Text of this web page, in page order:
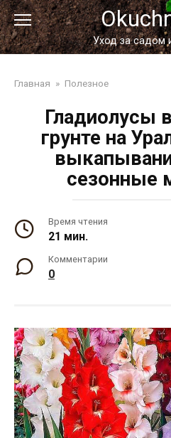
Перейти
к
контенту
Уход за садом
Главная » Полезное
Гладиолусы
грунте на
сезонные
Время чтения
21 мин.
Комментарии
0